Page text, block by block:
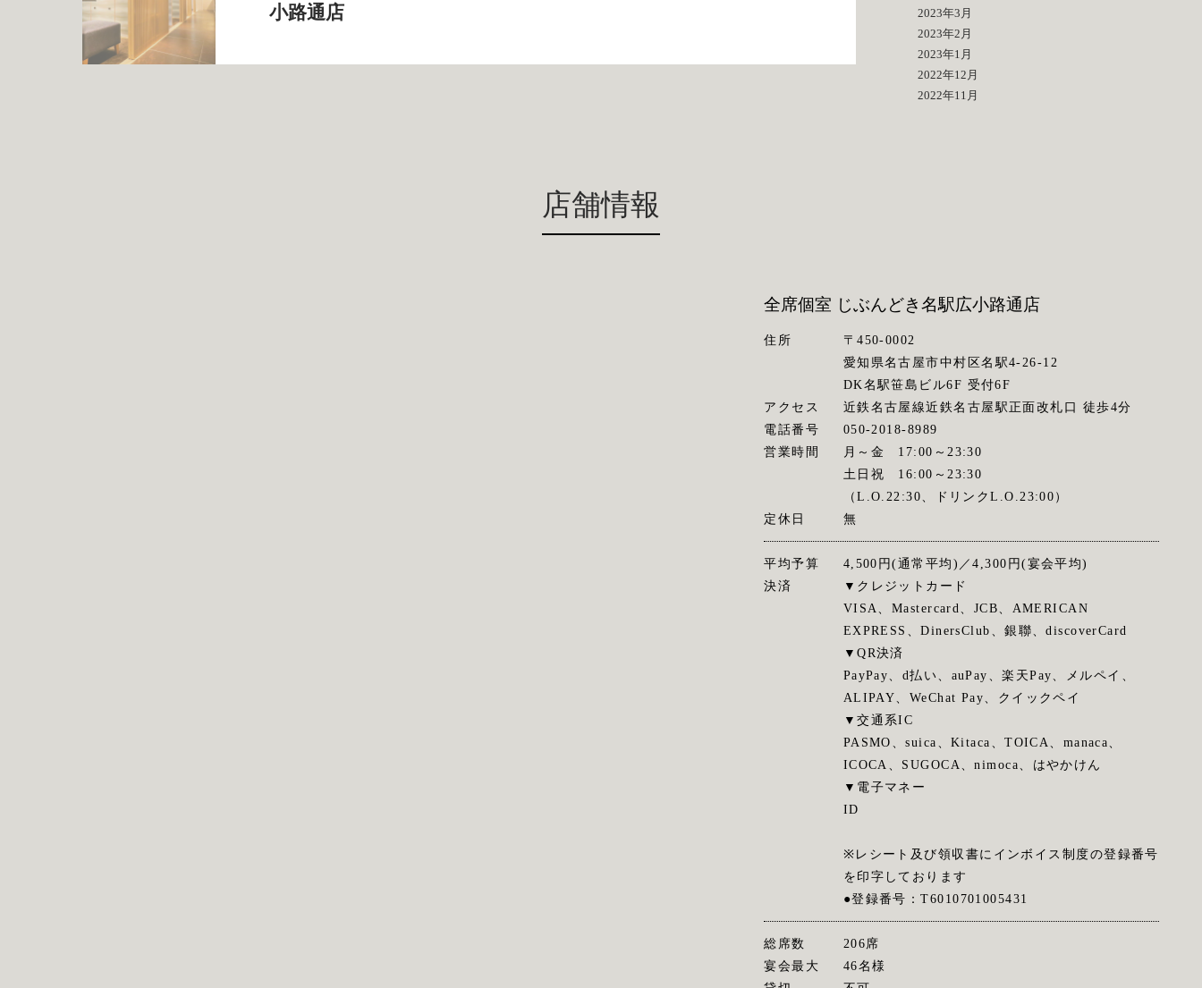
小路通店
2023年3月
2023年2月
2023年1月
2022年12月
2022年11月
店舗情報
全席個室 じぶんどき名駅広小路通店
住所
〒450-0002
愛知県名古屋市中村区名駅4-26-12
DK名駅笹島ビル6F 受付6F
アクセス
近鉄名古屋線近鉄名古屋駅正面改札口 徒歩4分
電話番号
050-2018-8989
営業時間
月～金 17:00～23:30
土日祝 16:00～23:30
（L.O.22:30、ドリンクL.O.23:00）
定休日
無
平均予算
4,500円(通常平均)／4,300円(宴会平均)
決済
▼クレジットカード
VISA、Mastercard、JCB、AMERICAN
EXPRESS、DinersClub、銀聯、discoverCard
▼QR決済
PayPay、d払い、auPay、楽天Pay、メルペイ、
ALIPAY、WeChat Pay、クイックペイ
▼交通系IC
PASMO、suica、Kitaca、TOICA、manaca、
ICOCA、SUGOCA、nimoca、はやかけん
▼電子マネー
ID
※レシート及び領収書にインボイス制度の登録番号
を印字しております
●登録番号：T6010701005431
総席数
206席
宴会最大
46名様